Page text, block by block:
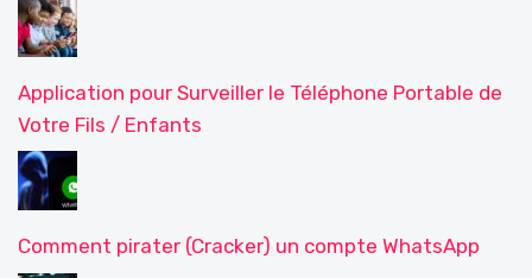
Application pour Surveiller le Téléphone Portable de
Votre Fils / Enfants
Comment pirater (Cracker) un compte WhatsApp